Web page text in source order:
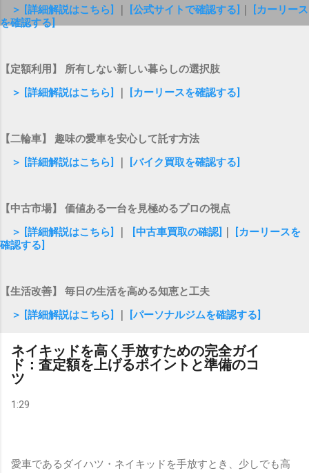
＞ [詳細解説はこちら]
[公式サイトで確認する]
[カーリース
を確認する]
【定額利用】 所有しない新しい暮らしの選択肢
＞ [詳細解説はこちら]
[カーリースを確認する]
【二輪車】 趣味の愛車を安心して託す方法
＞ [詳細解説はこちら]
[バイク買取を確認する]
【中古市場】 価値ある一台を見極めるプロの視点
＞ [詳細解説はこちら]
[中古車買取の確認]
[カーリースを
確認する]
【生活改善】 毎日の生活を高める知恵と工夫
＞ [詳細解説はこちら]
[パーソナルジムを確認する]
ネイキッドを高く手放すための完全ガイ
ド：査定額を上げるポイントと準備のコ
ツ
1:29
愛車であるダイハツ・ネイキッドを手放すとき、少しでも高